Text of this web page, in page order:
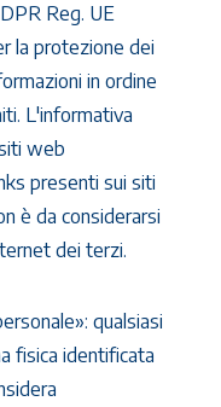
Reg. UE
la protezione dei
in ordine
L'informativa
web
presenti sui siti
è da considerarsi
dei terzi.
qualsiasi
fisica identificata